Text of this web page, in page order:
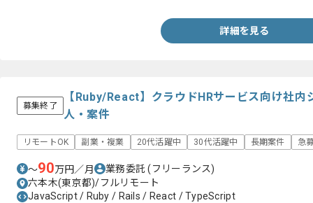
詳細を見る
募集終了
【Ruby/React】クラウドHRサービス向け社内
人・案件
リモートOK 副業・複業 20代活躍中 30代活躍中 長期案件 急
〜90万円／月 業務委託(フリーランス)
六本木(東京都)/フルリモート
JavaScript / Ruby / Rails / React / TypeScript